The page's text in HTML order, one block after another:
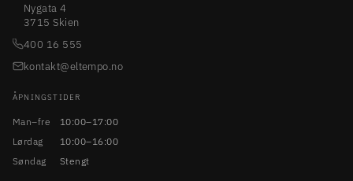
Nygata 4
3715 Skien
400 16 555
kontakt@eltempo.no
ÅPNINGSTIDER
Man–fre
10:00–17:00
Lørdag
10:00–16:00
Søndag
Stengt